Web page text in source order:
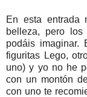
En esta entrada
belleza, pero
podáis imaginar.
figuritas Lego,
uno) y yo no he
con un montón
con uno te